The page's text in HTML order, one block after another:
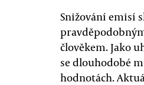
Snižování emisí
člověkem. Jako
se dlouhodobé
hodnotách.